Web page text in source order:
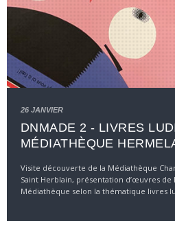
26 JANVIER
DNMADE 2 - LIVRES
MÉDIATHÈQUE
Visite découverte de la Médiathèque
Saint Herblain, présentation d’œuvres de
Médiathèque selon la thématique livres